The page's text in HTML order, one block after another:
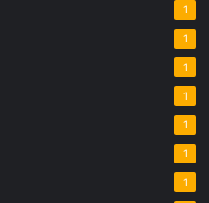
1
1
1
1
1
1
1